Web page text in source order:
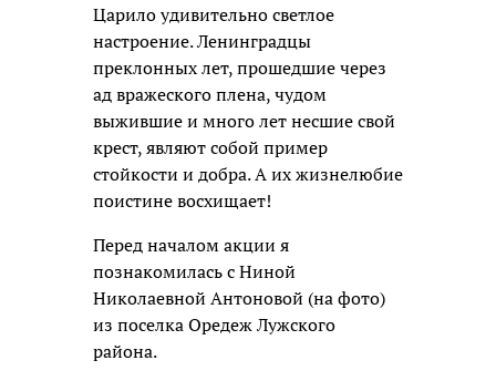
Царило удивительно светлое
настроение. Ленинградцы
преклонных лет, прошедшие через
ад вражеского плена, чудом
выжившие и много лет несшие свой
крест, являют собой пример
стойкости и добра. А их жизнелюбие
поистине восхищает!
Перед началом акции я
познакомилась с Ниной
Николаевной Антоновой (на фото)
из поселка Оредеж Лужского
района.